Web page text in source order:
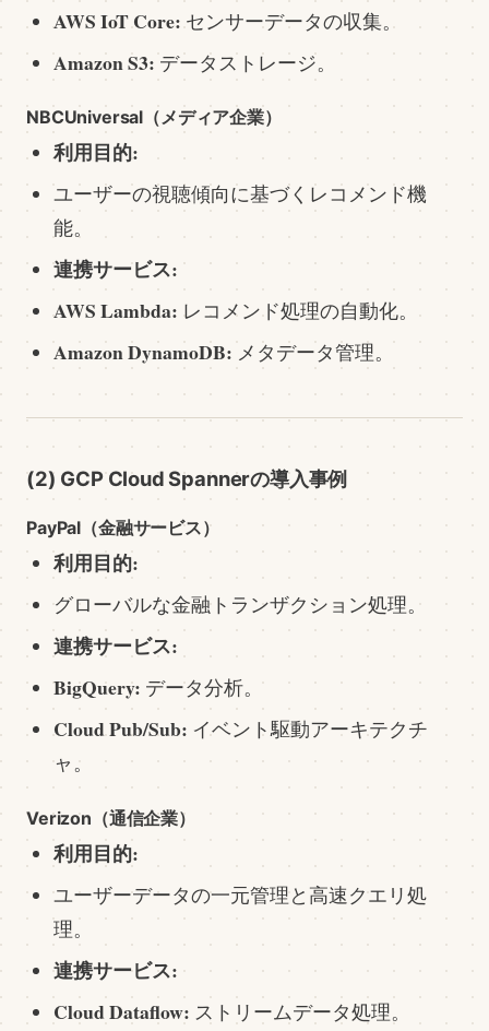
AWS IoT Core: センサーデータの収集。
Amazon S3: データストレージ。
NBCUniversal（メディア企業）
利用目的:
ユーザーの視聴傾向に基づくレコメンド機
能。
連携サービス:
AWS Lambda: レコメンド処理の自動化。
Amazon DynamoDB: メタデータ管理。
(2) GCP Cloud Spannerの導入事例
PayPal（金融サービス）
利用目的:
グローバルな金融トランザクション処理。
連携サービス:
BigQuery: データ分析。
Cloud Pub/Sub: イベント駆動アーキテクチ
ャ。
Verizon（通信企業）
利用目的:
ユーザーデータの一元管理と高速クエリ処
理。
連携サービス:
Cloud Dataflow: ストリームデータ処理。